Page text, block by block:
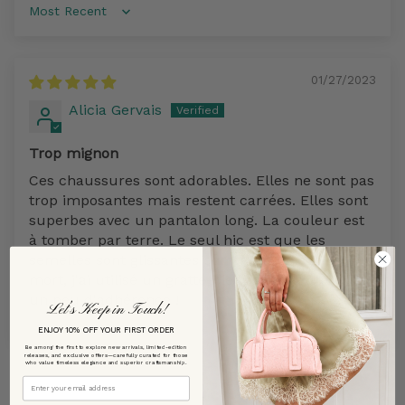
Sort by
01/27/2023
Alicia Gervais
Trop mignon
Ces chaussures sont adorables. Elles ne sont pas
trop imposantes mais restent carrées. Elles sont
superbes avec un pantalon long. La couleur est
à tomber par terre. Le seul hic est que les
semelles sont glissantes comme un piège de la
mort, j'ai utilisé un gratte-pieds pour leur donner
un peu d'adhérence !
Let’s Keep in Touch!
ENJOY 10% OFF YOUR FIRST ORDER
Be among the first to explore new arrivals, limited-edition
releases, and exclusive offers—carefully curated for those
who value timeless elegance and superior craftsmanship.
Email